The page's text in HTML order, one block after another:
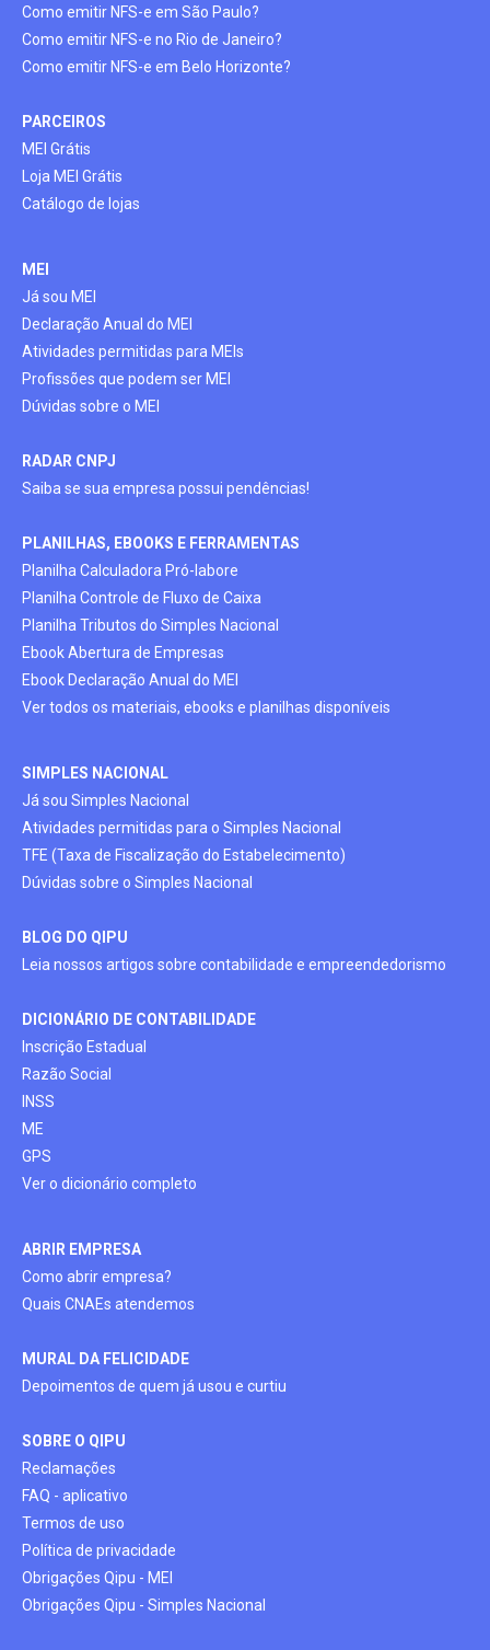
Como emitir NFS-e em São Paulo?
Como emitir NFS-e no Rio de Janeiro?
Como emitir NFS-e em Belo Horizonte?
PARCEIROS
MEI Grátis
Loja MEI Grátis
Catálogo de lojas
MEI
Já sou MEI
Declaração Anual do MEI
Atividades permitidas para MEIs
Profissões que podem ser MEI
Dúvidas sobre o MEI
RADAR CNPJ
Saiba se sua empresa possui pendências!
PLANILHAS, EBOOKS E FERRAMENTAS
Planilha Calculadora Pró-labore
Planilha Controle de Fluxo de Caixa
Planilha Tributos do Simples Nacional
Ebook Abertura de Empresas
Ebook Declaração Anual do MEI
Ver todos os materiais, ebooks e planilhas disponíveis
SIMPLES NACIONAL
Já sou Simples Nacional
Atividades permitidas para o Simples Nacional
TFE (Taxa de Fiscalização do Estabelecimento)
Dúvidas sobre o Simples Nacional
BLOG DO QIPU
Leia nossos artigos sobre contabilidade e empreendedorismo
DICIONÁRIO DE CONTABILIDADE
Inscrição Estadual
Razão Social
INSS
ME
GPS
Ver o dicionário completo
ABRIR EMPRESA
Como abrir empresa?
Quais CNAEs atendemos
MURAL DA FELICIDADE
Depoimentos de quem já usou e curtiu
SOBRE O QIPU
Reclamações
FAQ - aplicativo
Termos de uso
Política de privacidade
Obrigações Qipu - MEI
Obrigações Qipu - Simples Nacional